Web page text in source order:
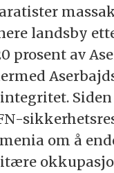
landsby
prosent av
Siden
om å